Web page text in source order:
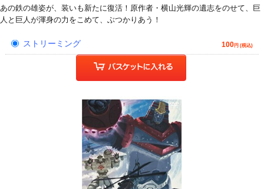
あの鉄の雄姿が、装いも新たに復活！原作者・横山光輝の遺志をのせて、巨
人と巨人が渾身の力をこめて、ぶつかりあう！
ストリーミング 100円 (税込)